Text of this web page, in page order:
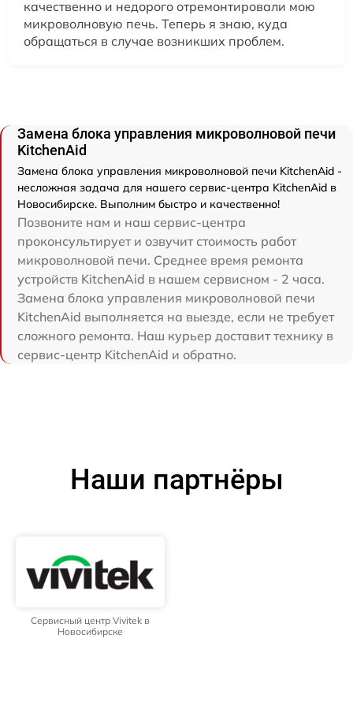
качественно и недорого отремонтировали мою
микроволновую печь. Теперь я знаю, куда
обращаться в случае возникших проблем.
Замена блока управления микроволновой печи
KitchenAid
Замена блока управления микроволновой печи KitchenAid -
несложная задача для нашего сервис-центра KitchenAid в
Новосибирске. Выполним быстро и качественно!
Позвоните нам и наш сервис-центра
проконсультирует и озвучит стоимость работ
микроволновой печи. Среднее время ремонта
устройств KitchenAid в нашем сервисном - 2 часа.
Замена блока управления микроволновой печи
KitchenAid выполняется на выезде, если не требует
сложного ремонта. Наш курьер доставит технику в
сервис-центр KitchenAid и обратно.
Наши партнёры
Сервисный центр Vivitek в
Новосибирске